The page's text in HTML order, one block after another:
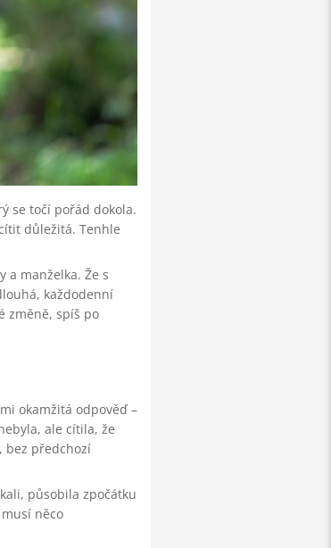
se točí pořád dokola.
důležitá. Tenhle
a manželka. Že s
každodenní
změně, spíš po
okamžitá odpověď –
ale cítila, že
bez předchozí
působila zpočátku
něco